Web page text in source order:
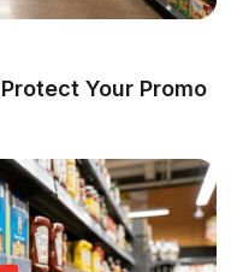
Your Promo